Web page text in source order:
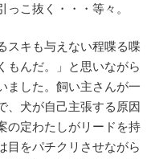
こ抜く・・・等々。
スキも与えない程喋る喋
もんだ。」と思いながら
ました。飼い主さんが一
、犬が自己主張する原因
の定わたしがリードを持
目をパチクリさせながら